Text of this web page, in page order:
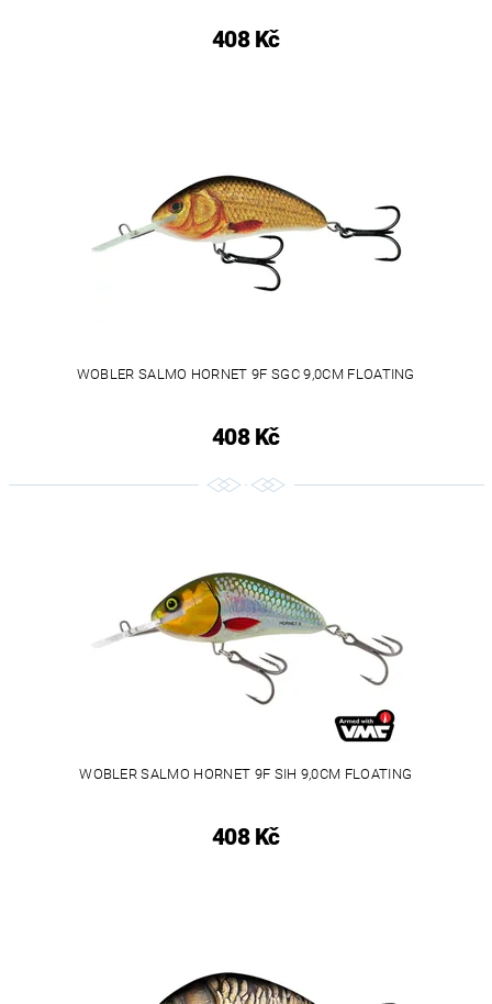
408 Kč
WOBLER SALMO HORNET 9F SGC 9,0CM FLOATING
408 Kč
WOBLER SALMO HORNET 9F SIH 9,0CM FLOATING
408 Kč